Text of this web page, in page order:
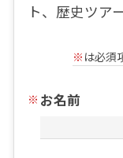
ト、歴史ツア
※ は必須
お名前